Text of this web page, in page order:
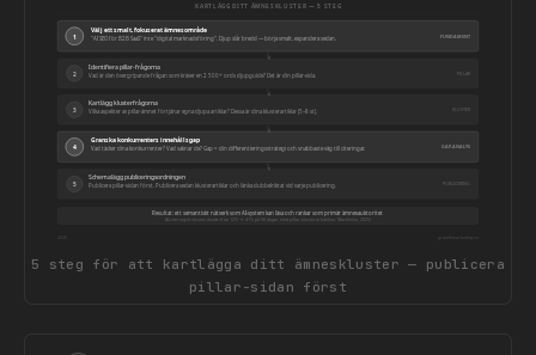
KARTLÄGG DITT ÄMNESKLUSTER — 5 STEG
1
Välj ett smalt, fokuserat ämnesområde
"AI SEO för B2B SaaS" inte "digital marknadsföring". Djup slår bredd — börja smalt, expandera sedan.
FUNDAMENT
2
Identifiera pillar-frågorna
Vad är den övergripande frågan som kräver en 2 500+ ords djupguide? Det är din pillar-sida.
PILLAR
3
Kartlägg klusterfrågorna
Vilka aspekter av pillar-ämnet förtjänar egna djupa artiklar? Dessa är dina klusterartiklar (5–8 st).
4
Granska konkurrenters innehållsgap
Vad täcker dina konkurrenter? Vad saknar de? Gap = din differentieringsstrategi och snabbaste väg till citeringar.
GAP-ANALYS
5
Schemalägg publiceringsordningen
Publicera pillar-sidan först. Publicera sedan klusterartiklar och länka dubbelriktat vid varje publicering.
PUBLICERING
Resultat: ett semantiskt nätverk som AI-system kan läsa och rankar som primär ämnesauktoritet
AI-citeringsfrekvens ökade från 12% → 41% på 90 dagar med pillar-klusterarkitektur (Backlinko, 2025)
5 steg för att kartlägga ditt ämneskluster — publicera
pillar-sidan först